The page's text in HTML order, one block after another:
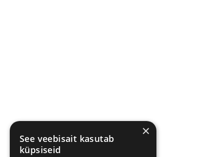
×
See veebisait kasutab
küpsiseid